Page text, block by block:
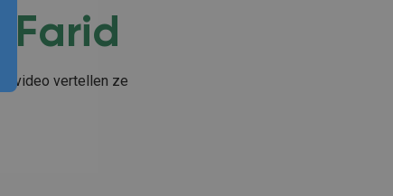
Farid
video vertellen ze